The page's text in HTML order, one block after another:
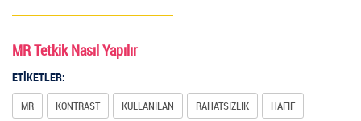
MR Tetkik Nasıl Yapılır
ETİKETLER:
MR KONTRAST KULLANILAN RAHATSIZLIK HAFIF